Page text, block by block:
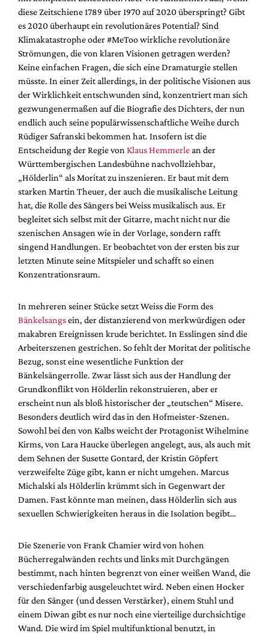
diese Zeitschiene 1789 über 1970 auf 2020 überspringt? Gibt
es 2020 überhaupt ein revolutionäres Potential? Sind
Klimakatastrophe oder #MeToo wirkliche revolutionäre
Strömungen, die von klaren Visionen getragen werden?
Keine einfachen Fragen, die sich eine Dramaturgie stellen
müsste. In einer Zeit allerdings, in der politische Visionen aus
der Wirklichkeit entschwunden sind, konzentriert man sich
gezwungenermaßen auf die Biografie des Dichters, der nun
endlich auch seine populärwissenschaftliche Weihe durch
Rüdiger Safranski bekommen hat. Insofern ist die
Entscheidung der Regie von Klaus Hemmerle an der
Württembergischen Landesbühne nachvollziehbar,
„Hölderlin“ als Moritat zu inszenieren. Er baut mit dem
starken Martin Theuer, der auch die musikalische Leitung
hat, die Rolle des Sängers bei Weiss musikalisch aus. Er
begleitet sich selbst mit der Gitarre, macht nicht nur die
szenischen Ansagen wie in der Vorlage, sondern rafft
singend Handlungen. Er beobachtet von der ersten bis zur
letzten Minute seine Mitspieler und schafft so einen
Konzentrationsraum.
In mehreren seiner Stücke setzt Weiss die Form des
Bänkelsangsein, der distanzierend von merkwürdigen oder
makabren Ereignissen krude berichtet. In Esslingen sind die
Arbeiterszenen gestrichen. So fehlt der Moritat der politische
Bezug, sonst eine wesentliche Funktion der
Bänkelsängerrolle. Zwar lässt sich aus der Handlung der
Grundkonflikt von Hölderlin rekonstruieren, aber er
erscheint nun als bloß historischer der „teutschen“ Misere.
Besonders deutlich wird das in den Hofmeister-Szenen.
Sowohl bei den von Kalbs weicht der Protagonist Wihelmine
Kirms, von Lara Haucke überlegen angelegt, aus, als auch mit
dem Sehnen der Susette Gontard, der Kristin Göpfert
verzweifelte Züge gibt, kann er nicht umgehen. Marcus
Michalski als Hölderlin krümmt sich in Gegenwart der
Damen. Fast könnte man meinen, dass Hölderlin sich aus
sexuellen Schwierigkeiten heraus in die Isolation begibt…
Die Szenerie von Frank Chamier wird von hohen
Bücherregalwänden rechts und links mit Durchgängen
bestimmt, nach hinten begrenzt von einer weißen Wand, die
verschiedenfarbig ausgeleuchtet wird. Neben einen Hocker
für den Sänger (und dessen Verstärker), einem Stuhl und
einem Diwan gibt es nur noch eine vierteilige durchsichtige
Wand. Die wird im Spiel multifunktional benutzt, in